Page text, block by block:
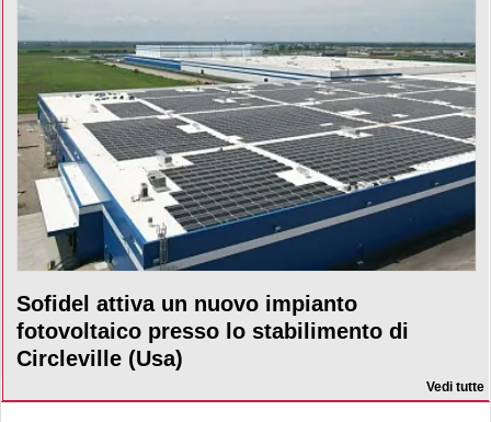
Sofidel attiva un nuovo impianto
fotovoltaico presso lo stabilimento di
Circleville (Usa)
Vedi tutte